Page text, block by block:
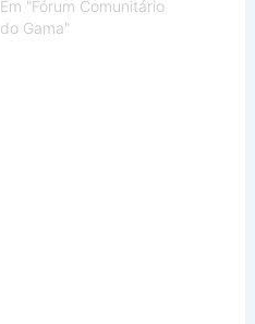
Em "Fórum Comunitário
do Gama"